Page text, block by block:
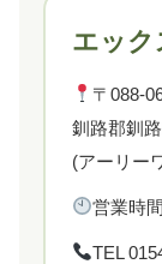
エック
〒088-
釧路郡釧
(アーリー
営業時
TEL